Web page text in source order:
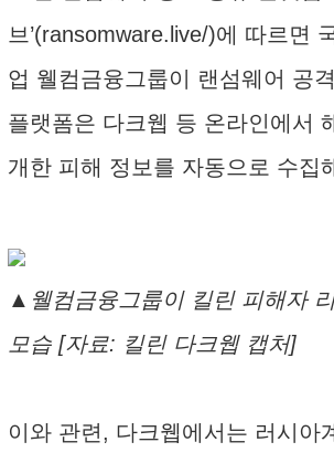
브’(ransomware.live/)에 따르면
업 웰컴금융그룹이 랜섬웨어 공
플랫폼은 다크웹 등 온라인에서
개한 피해 정보를 자동으로 수집
▲웰컴금융그룹이 킬린 피해자
모습 [자료: 킬린 다크웹 캡처]
이와 관련, 다크웹에서는 러시아